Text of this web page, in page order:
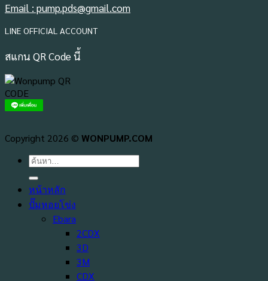
Email : pump.pds@gmail.com
LINE OFFICIAL ACCOUNT
สแกน QR Code นี้
Copyright 2026 © WONPUMP.COM
ค้นหา:
หน้าหลัก
ปั๊มหอยโข่ง
Ebara
2CDX
3D
3M
CDX